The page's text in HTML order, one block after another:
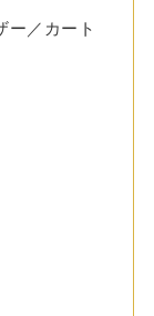
ー／カート